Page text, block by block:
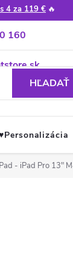
4 za 119 € 🔥
160
tipy
HĽADAŤ
- iPad Pro 13"